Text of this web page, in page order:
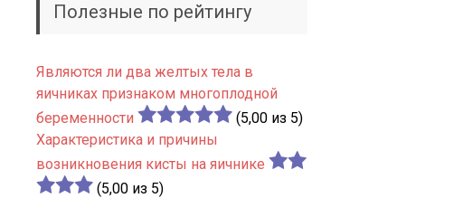
Полезные по рейтингу
Являются ли два желтых тела в
яичниках признаком многоплодной
беременности
(5,00 из 5)
Характеристика и причины
возникновения кисты на яичнике
(5,00 из 5)